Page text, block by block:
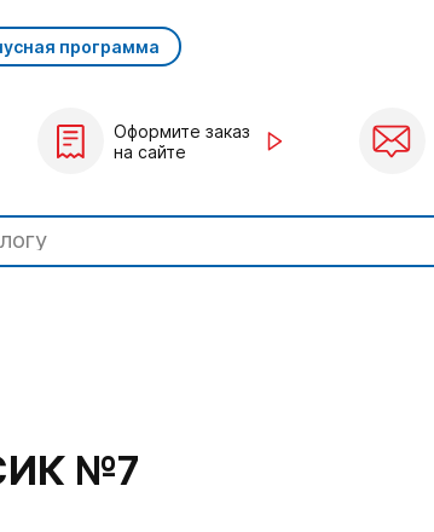
программа
Оформите заказ
на сайте
№7